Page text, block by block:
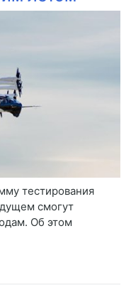
тестирования
смогут
Об этом